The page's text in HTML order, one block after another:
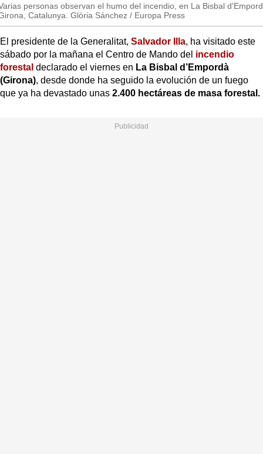
personas observan el humo del incendio, en La Bisbal
Catalunya. Glòria Sánchez / Europa Press
El presidente de la Generalitat, Salvador Illa, ha visitado este
sábado por la mañana el Centro de Mando del incendio
forestal declarado el viernes en La Bisbal d’Empordà
(Girona), desde donde ha seguido la evolución de un fuego
que ya ha devastado unas 2.400 hectáreas de masa forestal.